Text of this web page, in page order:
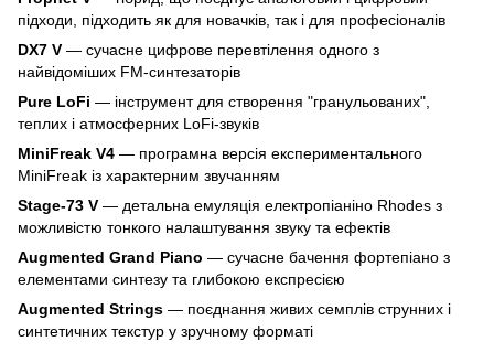
підходи, підходить як для новачків, так і для професіоналів
DX7 V — сучасне цифрове перевтілення одного з
найвідоміших FM-синтезаторів
Pure LoFi — інструмент для створення "гранульованих",
теплих і атмосферних LoFi-звуків
MiniFreak V4 — програмна версія експериментального
MiniFreak із характерним звучанням
Stage-73 V — детальна емуляція електропіаніно Rhodes з
можливістю тонкого налаштування звуку та ефектів
Augmented Grand Piano — сучасне бачення фортепіано з
елементами синтезу та глибокою експресією
Augmented Strings — поєднання живих семплів струнних і
синтетичних текстур у зручному форматі